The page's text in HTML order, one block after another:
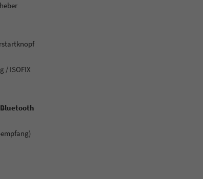
/ ISOFIX